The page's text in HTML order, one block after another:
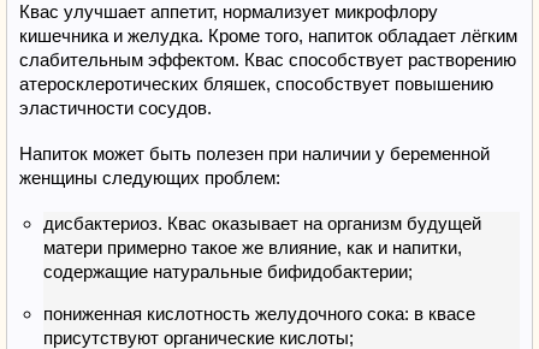
Квас улучшает аппетит, нормализует микрофлору
кишечника и желудка. Кроме того, напиток обладает лёгким
слабительным эффектом. Квас способствует растворению
атеросклеротических бляшек, способствует повышению
эластичности сосудов.
Напиток может быть полезен при наличии у беременной
женщины следующих проблем:
дисбактериоз. Квас оказывает на организм будущей
матери примерно такое же влияние, как и напитки,
содержащие натуральные бифидобактерии;
пониженная кислотность желудочного сока: в квасе
присутствуют органические кислоты;